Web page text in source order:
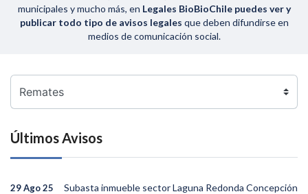
municipales y mucho más, en Legales BioBioChile puedes ver y
publicar todo tipo de avisos legales que deben difundirse en
medios de comunicación social.
Últimos Avisos
29 Ago 25 Subasta inmueble sector Laguna Redonda Concepción